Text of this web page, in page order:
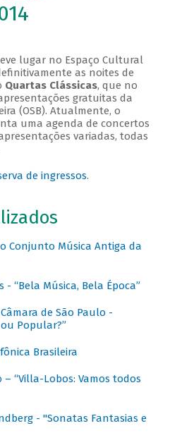
lugar no Espaço Cultural
as noites de
Quartas Clássicas, que no
gratuitas da
(OSB). Atualmente, o
uma agenda de concertos
variadas, todas
de ingressos.
o Conjunto Música Antiga da
- “Bela Música, Bela Época”
de São Paulo -
Popular?”
Brasileira
“Villa-Lobos: Vamos todos
- "Sonatas Fantasias e